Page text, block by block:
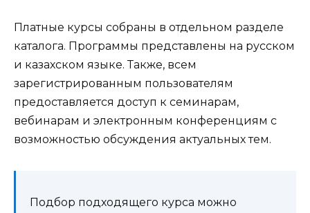
Платные курсы собраны в отдельном разделе
каталога. Программы представлены на русском
и казахском языке. Также, всем
зарегистрированным пользователям
предоставляется доступ к семинарам,
вебинарам и электронным конференциям с
возможностью обсуждения актуальных тем.
Подбор подходящего курса можно